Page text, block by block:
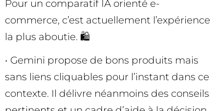
Pour un comparatif IA orienté e-
commerce, c’est actuellement l’expérience
la plus aboutie. 🛍️
• Gemini propose de bons produits mais
sans liens cliquables pour l’instant dans ce
contexte. Il délivre néanmoins des conseils